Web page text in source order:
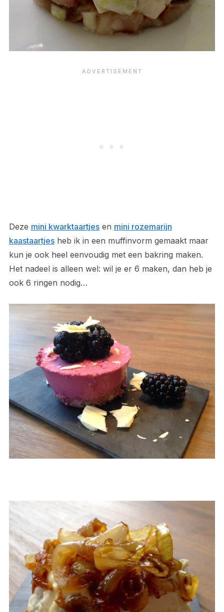
Deze mini kwarktaartjesen mini rozemarijn
kaastaartjesheb ik in een muffinvorm gemaakt maar
kun je ook heel eenvoudig met een bakring maken.
Het nadeel is alleen wel: wil je er 6 maken, dan heb je
ook 6 ringen nodig…